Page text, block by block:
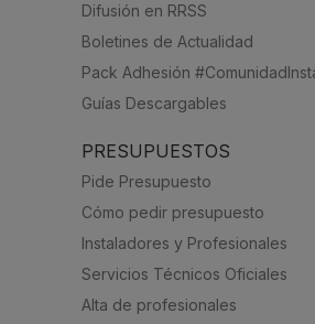
Difusión en RRSS
Boletines de Actualidad
Pack Adhesión
Guías Descargables
PRESUPUESTOS
Pide Presupuesto
Cómo pedir presupuesto
Instaladores y Profesionales
Servicios Técnicos Oficiales
Alta de profesionales